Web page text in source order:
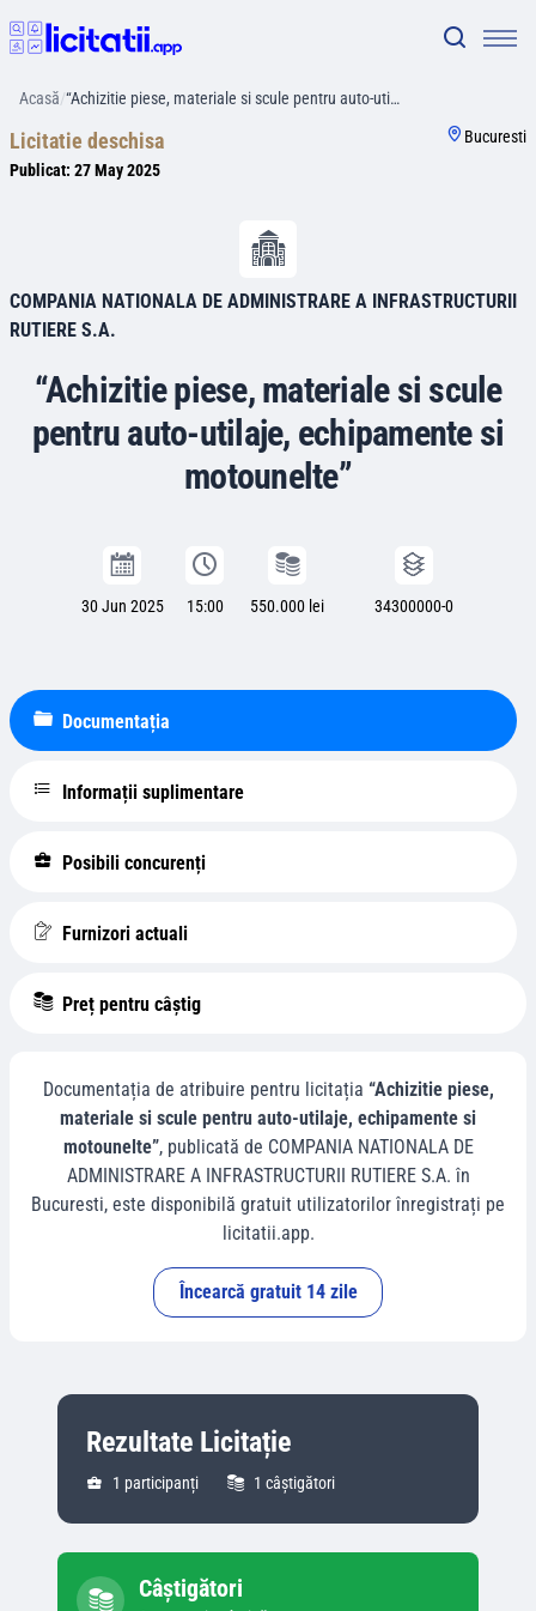
Acasă/“Achizitie piese, materiale si scule pentru auto-uti…
Licitatie deschisa
Publicat: 27 May 2025
Bucuresti
COMPANIA NATIONALA DE ADMINISTRARE A INFRASTRUCTURII
RUTIERE S.A.
“Achizitie piese, materiale si scule
pentru auto-utilaje, echipamente si
motounelte”
30 Jun 2025 15:00 550.000 lei 34300000-0
Documentația
Informații suplimentare
Posibili concurenți
Furnizori actuali
Preț pentru câștig
Documentația de atribuire pentru licitația “Achizitie piese,
materiale si scule pentru auto-utilaje, echipamente si
motounelte”, publicată de COMPANIA NATIONALA DE
ADMINISTRARE A INFRASTRUCTURII RUTIERE S.A. în
Bucuresti, este disponibilă gratuit utilizatorilor înregistrați pe
licitatii.app.
Încearcă gratuit 14 zile
Rezultate Licitație
1 participanți 1 câștigători
Câștigători